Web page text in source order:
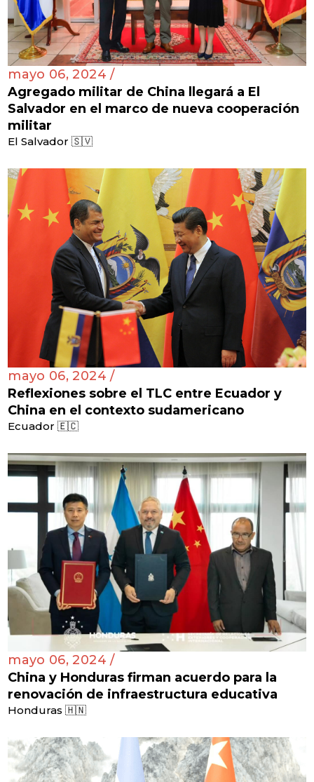
mayo 06, 2024 /
Agregado militar de China llegará a El
Salvador en el marco de nueva cooperación
militar
El Salvador 🇸🇻
mayo 06, 2024 /
Reflexiones sobre el TLC entre Ecuador y
China en el contexto sudamericano
Ecuador 🇪🇨
mayo 06, 2024 /
China y Honduras firman acuerdo para la
renovación de infraestructura educativa
Honduras 🇭🇳